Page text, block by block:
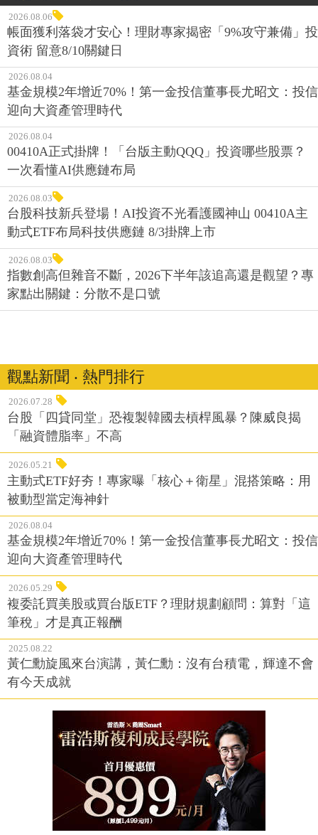
2026.08.06
帳面獲利落袋才安心！理財專家揭密「9%攻守兼備」投
資術 留意8/10關鍵日
2026.08.04
基金規模2年增近70%！第一金投信董事長尤昭文：投信
迎向大資產管理時代
2026.08.04
00410A正式掛牌！「台版主動QQQ」投資哪些股票？
一次看懂AI供應鏈布局
2026.08.03
台股科技新兵登場！AI投資不光看護國神山 00410A主
動式ETF布局科技供應鏈 8/3掛牌上市
2026.08.03
指數創高但雜音不斷，2026下半年該追高還是觀望？專
家點出關鍵：分散不是口號
觀點新聞 ‧ 熱門排行
2026.07.28
台股「四貸同堂」恐複製韓國去槓桿風暴？陳威良揭
「融資體脂率」不高
2026.05.21
主動式ETF好夯！專家曝「核心＋衛星」混搭策略：用
被動型當定海神針
2026.08.04
基金規模2年增近70%！第一金投信董事長尤昭文：投信
迎向大資產管理時代
2026.05.29
複委託買美股或買台版ETF？理財規劃顧問：算對「這
筆稅」才是真正報酬
2025.08.22
黃仁勳旋風來台演講，黃仁勳：沒有台積電，輝達不會
有今天成就